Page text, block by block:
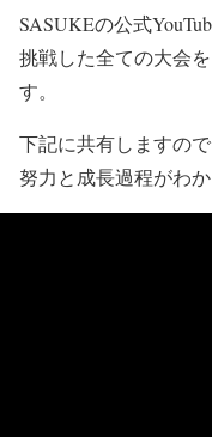
SASUKEの公式
挑戦した全ての大会
す。
下記に共有しますの
努力と成長過程がわか